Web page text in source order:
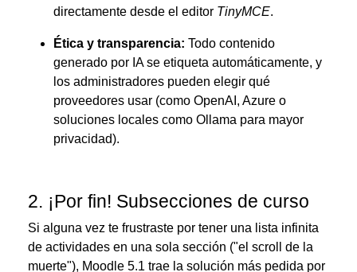
directamente desde el editor TinyMCE.
Ética y transparencia: Todo contenido
generado por IA se etiqueta automáticamente, y
los administradores pueden elegir qué
proveedores usar (como OpenAI, Azure o
soluciones locales como Ollama para mayor
privacidad).
2. ¡Por fin! Subsecciones de curso
Si alguna vez te frustraste por tener una lista infinita
de actividades en una sola sección ("el scroll de la
muerte"), Moodle 5.1 trae la solución más pedida por